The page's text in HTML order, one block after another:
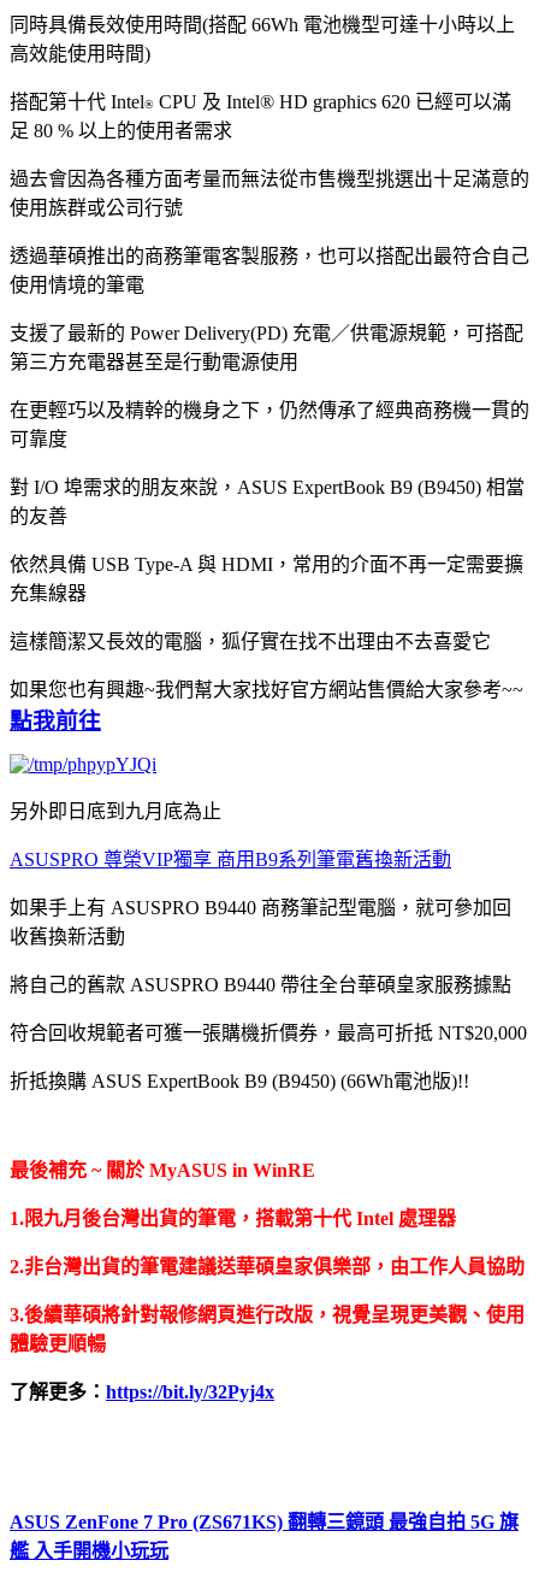
同時具備長效使用時間(搭配 66Wh 電池機型可達十小時以上
高效能使用時間)
搭配第十代 Intel® CPU 及 Intel® HD graphics 620 已經可以滿
足 80 % 以上的使用者需求
過去會因為各種方面考量而無法從市售機型挑選出十足滿意的
使用族群或公司行號
透過華碩推出的商務筆電客製服務，也可以搭配出最符合自己
使用情境的筆電
支援了最新的 Power Delivery(PD) 充電／供電源規範，可搭配
第三方充電器甚至是行動電源使用
在更輕巧以及精幹的機身之下，仍然傳承了經典商務機一貫的
可靠度
對 I/O 埠需求的朋友來說，ASUS ExpertBook B9 (B9450) 相當
的友善
依然具備 USB Type-A 與 HDMI，常用的介面不再一定需要擴
充集線器
這樣簡潔又長效的電腦，狐仔實在找不出理由不去喜愛它
如果您也有興趣~我們幫大家找好官方網站售價給大家參考~~
點我前往
另外即日底到九月底為止
ASUSPRO 尊榮VIP獨享 商用B9系列筆電舊換新活動
如果手上有 ASUSPRO B9440 商務筆記型電腦，就可參加回
收舊換新活動
將自己的舊款 ASUSPRO B9440 帶往全台華碩皇家服務據點
符合回收規範者可獲一張購機折價券，最高可折抵 NT$20,000
折抵換購 ASUS ExpertBook B9 (B9450) (66Wh電池版)!!
最後補充 ~ 關於 MyASUS in WinRE
1.限九月後台灣出貨的筆電，搭載第十代 Intel 處理器
2.非台灣出貨的筆電建議送華碩皇家俱樂部，由工作人員協助
3.後續華碩將針對報修網頁進行改版，視覺呈現更美觀、使用
體驗更順暢
了解更多： https://bit.ly/32Pyj4x
ASUS ZenFone 7 Pro (ZS671KS) 翻轉三鏡頭 最強自拍 5G 旗
艦 入手開機小玩玩